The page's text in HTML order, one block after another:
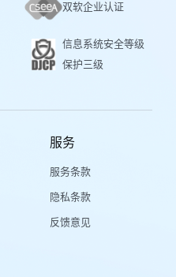
双软企业认证
信息系统安全等级
保护三级
服务
服务条款
隐私条款
反馈意见